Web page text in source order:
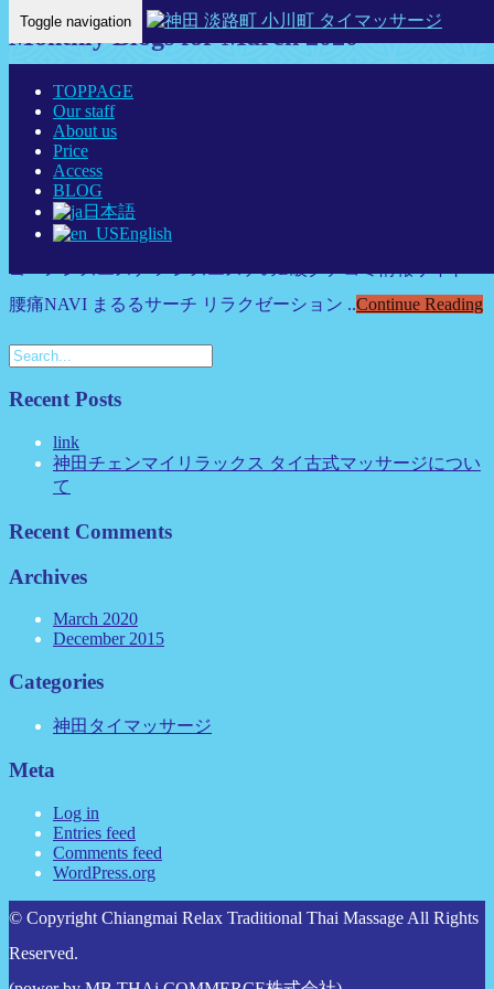
Toggle navigation
TOPPAGE
Our staff
About us
Price
Access
BLOG
日本語
English
Monthly Blogs for March 2020
Home Eng- Blogs for March, 2020
link
cgmrelax
2020年3月3日
神田タイマッサージ
腰痛NAVI まるるサーチ リラクゼーション ..Continue Reading
Recent Posts
link
神田チェンマイリラックス タイ古式マッサージについ
て
Recent Comments
Archives
March 2020
December 2015
Categories
神田タイマッサージ
Meta
Log in
Entries feed
Comments feed
WordPress.org
© Copyright Chiangmai Relax Traditional Thai Massage All Rights
Reserved.